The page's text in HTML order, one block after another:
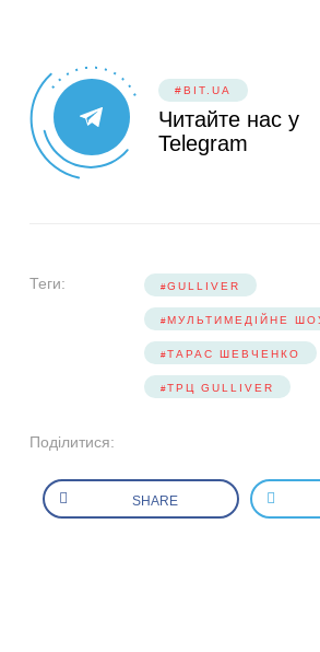
#BIT.UA
Читайте нас у
Telegram
Теги: GULLIVER
МУЛЬТИМЕДІЙНЕ
ТАРАС ШЕВЧЕНКО
ТРЦ GULLIVER
Поділитися:
SHARE